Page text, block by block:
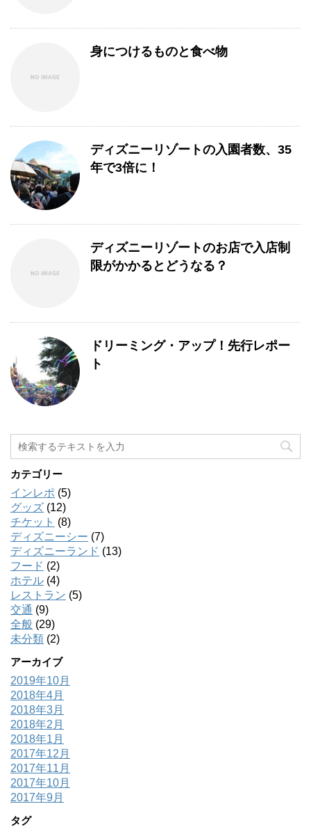
身につけるものと食べ物
ディズニーリゾートの入園者数、35
年で3倍に！
ディズニーリゾートのお店で入店制
限がかかるとどうなる？
ドリーミング・アップ！先行レポー
ト
カテゴリー
インレポ (5)
グッズ (12)
チケット (8)
ディズニーシー (7)
ディズニーランド (13)
フード (2)
ホテル (4)
レストラン (5)
交通 (9)
全般 (29)
未分類 (2)
アーカイブ
2019年10月
2018年4月
2018年3月
2018年2月
2018年1月
2017年12月
2017年11月
2017年10月
2017年9月
タグ